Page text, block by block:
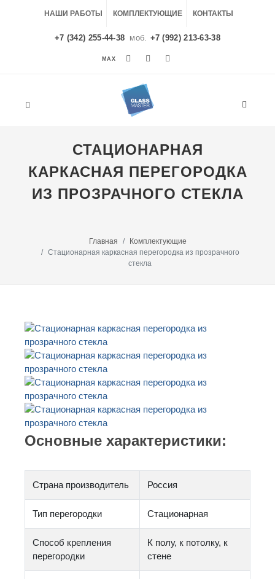
НАШИ РАБОТЫ КОМПЛЕКТУЮЩИЕ КОНТАКТЫ
+7 (342) 255-44-38 моб. +7 (992) 213-63-38
MAX
СТАЦИОНАРНАЯ
КАРКАСНАЯ ПЕРЕГОРОДКА
ИЗ ПРОЗРАЧНОГО СТЕКЛА
Главная
Комплектующие
Стационарная каркасная перегородка из прозрачного
стекла
Основные характеристики:
Страна производитель Россия
Тип перегородки Стационарная
Способ крепления
перегородки
К полу, к потолку, к
стене